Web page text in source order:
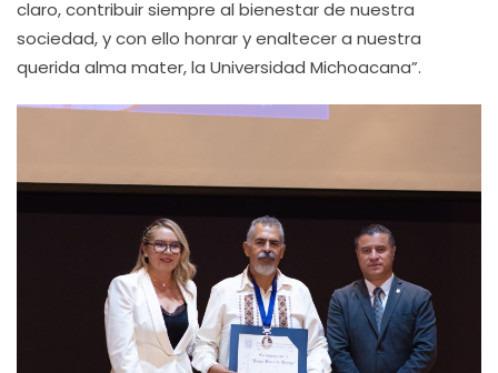
claro, contribuir siempre al bienestar de nuestra
sociedad, y con ello honrar y enaltecer a nuestra
querida alma mater, la Universidad Michoacana”.